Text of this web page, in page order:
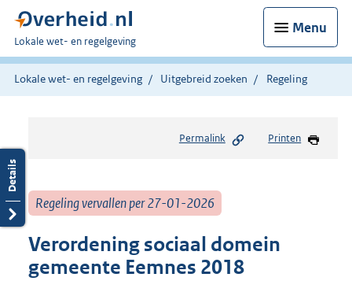
Menu
U
bent
hier:
Lokale wet- en regelgeving
Lokale wet- en regelgeving Uitgebreid zoeken Regeling
Permalink Printen
Regeling vervallen per 27-01-2026
Verordening sociaal domein
gemeente Eemnes 2018